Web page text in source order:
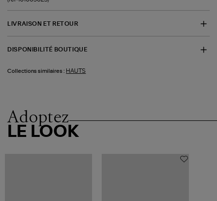
LIVRAISON ET RETOUR
DISPONIBILITÉ BOUTIQUE
Collections similaires : HAUTS
Adoptez
LE LOOK